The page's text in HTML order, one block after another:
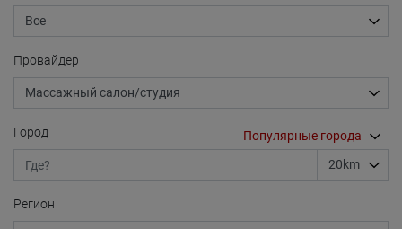
Провайдер
Город
Регион